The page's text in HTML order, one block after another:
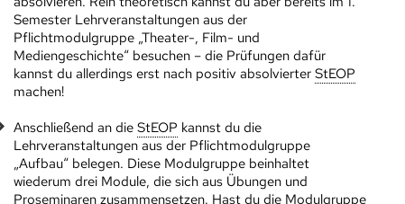
Semester Lehrveranstaltungen aus der
Pflichtmodulgruppe „Theater-, Film- und
Mediengeschichte“ besuchen – die Prüfungen dafür
kannst du allerdings erst nach positiv absolvierter StEOP
machen!
Anschließend an die StEOP kannst du die
Lehrveranstaltungen aus der Pflichtmodulgruppe
„Aufbau“ belegen. Diese Modulgruppe beinhaltet
wiederum drei Module, die sich aus Übungen und
Proseminaren zusammensetzen. Hast du die Modulgruppe